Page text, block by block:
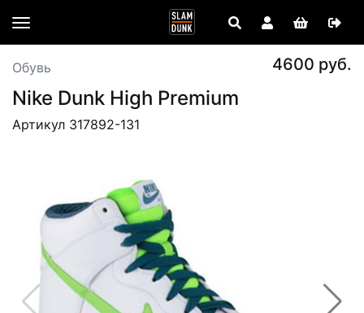
Обувь 4600 руб.
Nike Dunk High Premium
Артикул 317892-131